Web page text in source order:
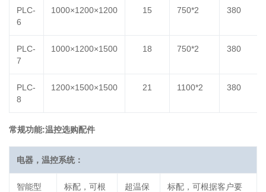
PLC-
6
1000×1200×1200 15 750*2 380
PLC-
7
1000×1200×1500 18 750*2 380
PLC-
8
1200×1500×1500 21 1100*2 380
常规功能:温控选购配件
电器，温控系统：
智能型
标配，可根
超温保
标配，可根据客户要